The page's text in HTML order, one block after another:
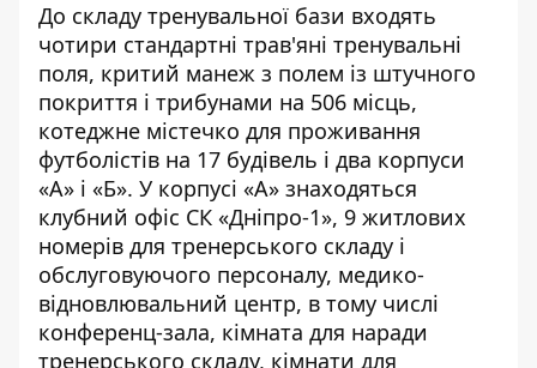
До складу тренувальної бази входять
чотири стандартні трав'яні тренувальні
поля, критий манеж з полем із штучного
покриття і трибунами на 506 місць,
котеджне містечко для проживання
футболістів на 17 будівель і два корпуси
«А» і «Б». У корпусі «А» знаходяться
клубний офіс СК «Дніпро-1», 9 житлових
номерів для тренерського складу і
обслуговуючого персоналу, медико-
відновлювальний центр, в тому числі
конференц-зала, кімната для наради
тренерського складу, кімнати для